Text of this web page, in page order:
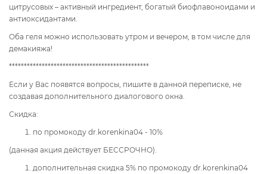
цитрусовых – активный ингредиент, богатый биофлавоноидами и
антиоксидантами.
Оба геля можно использовать утром и вечером, в том числе для
демакияжа!
***********************************************
Если у Вас появятся вопросы, пишите в данной переписке, не
создавая дополнительного диалогового окна.
Скидка:
по промокоду dr.korenkina04 - 10%
(данная акция действует БЕССРОЧНО).
дополнительная скидка 5% по промокоду dr.korenkina04